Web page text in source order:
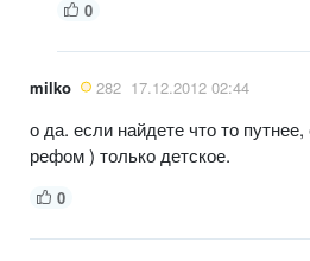
0
milko 282 17.12.2012 02:44
о да. если найдете что то
рефом ) только детское.
0